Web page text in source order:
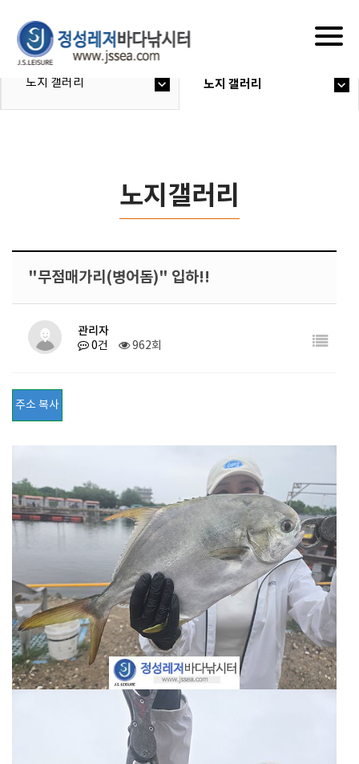
노지 갤러리 노지 갤러리
노지갤러리
"무점매가리(병어돔)" 입하!!
관리자
0건 962회
주소 복사